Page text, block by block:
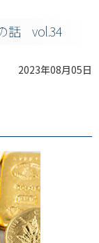
話 vol.34
2023年08月05日